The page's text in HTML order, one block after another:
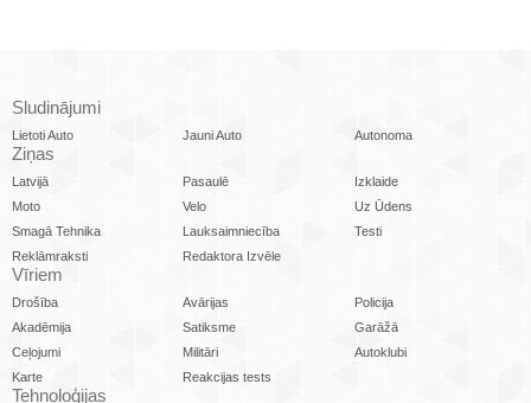
Sludinājumi
Lietoti Auto Jauni Auto Autonoma
Ziņas
Latvijā Pasaulē
Izklaide
Moto
Velo
Uz Ūdens
Smagā Tehnika
Lauksaimniecība
Testi
Reklāmraksti
Redaktora Izvēle
Vīriem
Drošība Avārijas
Policija
Akadēmija
Satiksme
Garāžā
Ceļojumi
Militāri
Autoklubi
Karte
Reakcijas tests
Tehnoloģijas